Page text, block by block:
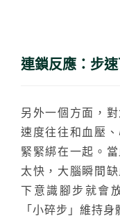
連鎖反應：步
另外一個方面，
速度往往和血壓
緊緊綁在一起。
太快，大腦瞬間
下意識腳步就會
「小碎步」維持